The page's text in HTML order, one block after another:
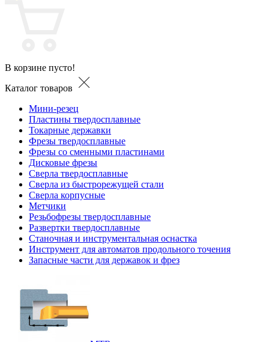
В корзине пусто!
Каталог товаров
Мини-резец
Пластины твердосплавные
Токарные державки
Фрезы твердосплавные
Фрезы со сменными пластинами
Дисковые фрезы
Сверла твердосплавные
Сверла из быстрорежущей стали
Сверла корпусные
Метчики
Резьбофрезы твердосплавные
Развертки твердосплавные
Станочная и инструментальная оснастка
Инструмент для автоматов продольного точения
Запасные части для державок и фрез